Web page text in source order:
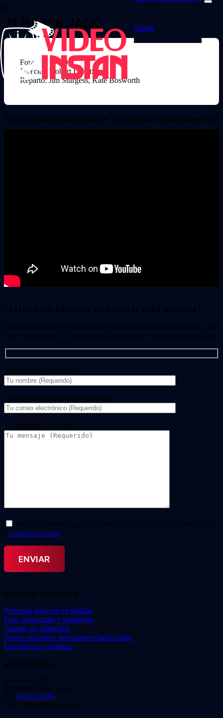
cuenta
21 BLACK JACK
Formato: DVD
Director: Robert Luketic
Reparto: Jim Sturgess, Kate Bosworth
Video relacionado (puede no coincidir exactamente)
¿Estas interesado/a en alquilar esta película?
Si quieres saber si la película que deseas alquilar está disponible, por
favor, contáctanos. Luego, podrás recogerla en nuestra tienda física.
Tu nombre (Requerido)
Tu correo electrónico (Requerido)
Tu mensaje (Necesario)
Doy mi consentimiento para el tratamiento de mis datos personales. He leído y acepto
la política de privacidad. *
Entradas recientes
Películas para ver en familia
Cine refrescante y veraniego
Adopta un videoclub
Sorteo exclusivo suscriptores tarifa plana
Las mejores comedias
Video Instan
Viladomat, 239
Barcelona 08029. España.
Tel: 93 453 00 00
Email: info@videoinstan.net